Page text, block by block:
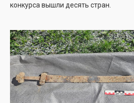
конкурса вышли десять стран.